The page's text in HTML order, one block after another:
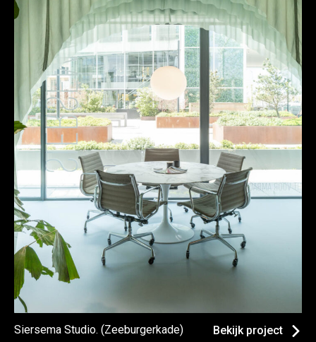
Bekijk project
Siersema Studio. (Zeeburgerkade)